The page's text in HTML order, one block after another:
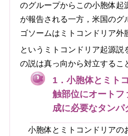
のグループからこの小胞体起
が報告される一方，米国のグ
ゴソームはミトコンドリア外
というミトコンドリア起源説
の説は真っ向から対立するこ
1．小胞体とミト
触部位にオートフ
成に必要なタンパ
小胞体とミトコンドリアの